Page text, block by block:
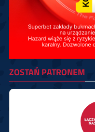
ZOSTAŃ PATRONEM